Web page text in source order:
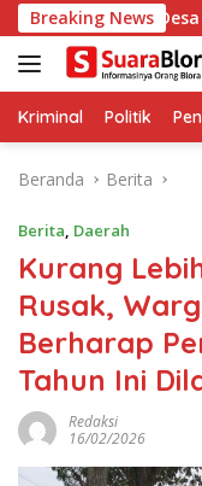
Langsung
ke
konten
Breaking News
Sumberagung
Kriminal Politik
Beranda Berita
Berita, Daerah
‎Kurang
Rusak,
Berharap
Tahun Ini
Redaksi
16/02/2026